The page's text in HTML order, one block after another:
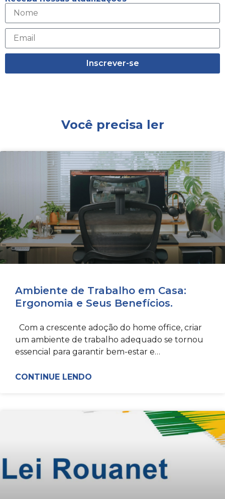
Inscrever-se
Você precisa ler
Ambiente de Trabalho em Casa:
Ergonomia e Seus Benefícios.
Com a crescente adoção do home office, criar
um ambiente de trabalho adequado se tornou
essencial para garantir bem-estar e
CONTINUE LENDO